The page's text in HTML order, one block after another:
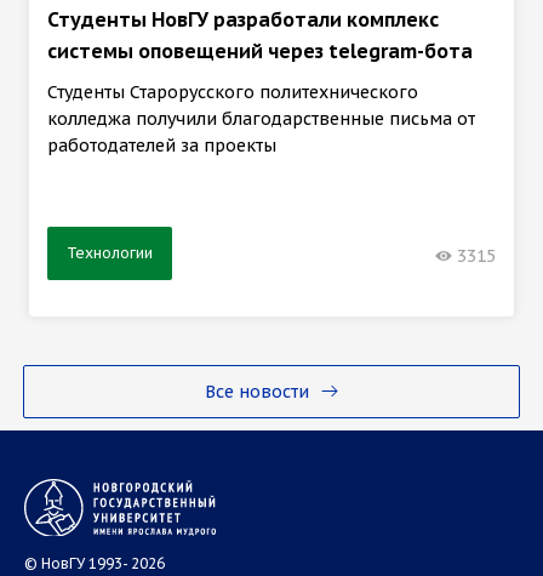
Все новости
Студенты НовГУ разработали комплекс
системы оповещений через telegram-бота
Студенты Старорусского политехнического
колледжа получили благодарственные письма от
работодателей за проекты
Технологии 3315
© НовГУ 1993- 2026